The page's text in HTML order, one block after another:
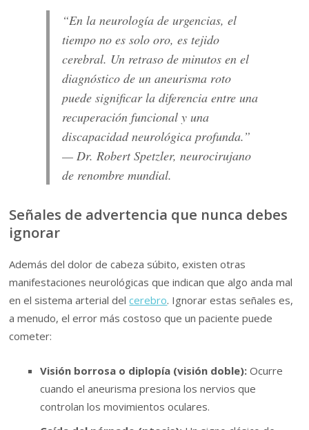
“En la neurología de urgencias, el
tiempo no es solo oro, es tejido
cerebral. Un retraso de minutos en el
diagnóstico de un aneurisma roto
puede significar la diferencia entre una
recuperación funcional y una
discapacidad neurológica profunda.”
— Dr. Robert Spetzler, neurocirujano
de renombre mundial.
Señales de advertencia que nunca debes
ignorar
Además del dolor de cabeza súbito, existen otras
manifestaciones neurológicas que indican que algo anda mal
en el sistema arterial delcerebro. Ignorar estas señales es,
a menudo, el error más costoso que un paciente puede
cometer:
Visión borrosa o diplopía (visión doble): Ocurre
cuando el aneurisma presiona los nervios que
controlan los movimientos oculares.